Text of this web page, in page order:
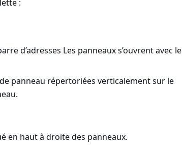
:
d’adresses Les panneaux s’ouvrent avec le
panneau répertoriées verticalement sur le
en haut à droite des panneaux.